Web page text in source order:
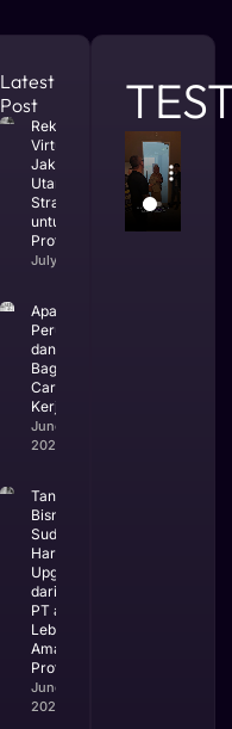
Latest
Post
Rekomendasi
Virtual Office
Jakarta
Utara yang
Strategis
untuk Bisnis
Profesional
July 23, 2026
Apa Itu CV
Perusahaan
dan
Bagaimana
Cara
Kerjanya
June 25,
2026
Tanda
Bisnis
Sudah
Harus
Upgrade
dari CV ke
PT agar
Lebih
Aman dan
Profesional
June 23,
2026